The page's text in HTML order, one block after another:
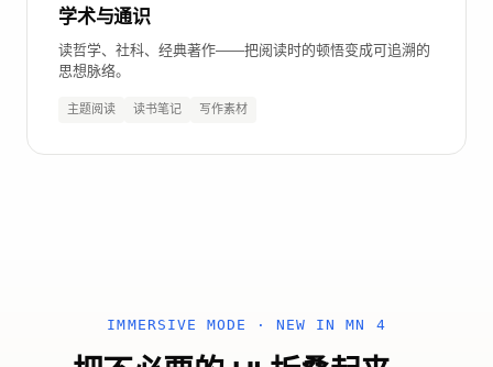
学术与通识
读哲学、社科、经典著作——把阅读时的顿悟变成可追溯的
思想脉络。
主题阅读 读书笔记 写作素材
IMMERSIVE MODE · NEW IN MN 4